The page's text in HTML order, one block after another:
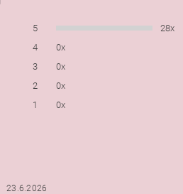
5
28x
4
0x
3
0x
2
0x
1
0x
23.6.2026